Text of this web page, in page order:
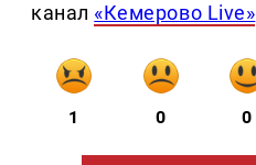
канал «Кемерово Live»
1 0 0